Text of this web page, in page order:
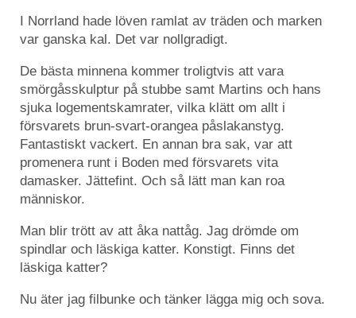
I Norrland hade löven ramlat av träden och marken
var ganska kal. Det var nollgradigt.
De bästa minnena kommer troligtvis att vara
smörgåsskulptur på stubbe samt Martins och hans
sjuka logementskamrater, vilka klätt om allt i
försvarets brun-svart-orangea påslakanstyg.
Fantastiskt vackert. En annan bra sak, var att
promenera runt i Boden med försvarets vita
damasker. Jättefint. Och så lätt man kan roa
människor.
Man blir trött av att åka nattåg. Jag drömde om
spindlar och läskiga katter. Konstigt. Finns det
läskiga katter?
Nu äter jag filbunke och tänker lägga mig och sova.